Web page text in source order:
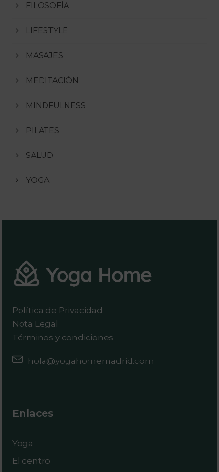
FILOSOFÍA
LIFESTYLE
MASAJES
MEDITACIÓN
MINDFULNESS
PILATES
SALUD
YOGA
Política de Privacidad
Nota Legal
Términos y condiciones
hola@yogahomemadrid.com
Enlaces
Yoga
El centro